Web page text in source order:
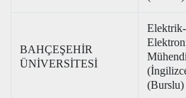
BAHÇEŞEHİR
ÜNİVERSİTESİ
Elektrik-
(Burslu)